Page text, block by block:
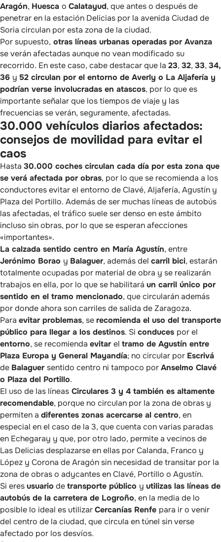
Aragón, Huesca o Calatayud, que antes o después de
penetrar en la estación Delicias por la avenida Ciudad de
Soria circulan por esta zona de la ciudad.
Por supuesto, otras líneas urbanas operadas por Avanza
se verán afectadas aunque no vean modificado su
recorrido. En este caso, cabe destacar que la 23, 32, 33, 34,
36 y 52 circulan por el entorno de Averly o La Aljafería y
podrían verse involucradas en atascos, por lo que es
importante señalar que los tiempos de viaje y las
frecuencias se verán, seguramente, afectadas.
30.000 vehículos diarios afectados:
consejos de movilidad para evitar el
caos
Hasta 30.000 coches circulan cada día por esta zona que
se verá afectada por obras, por lo que se recomienda a los
conductores evitar el entorno de Clavé, Aljafería, Agustín y
Plaza del Portillo. Además de ser muchas líneas de autobús
las afectadas, el tráfico suele ser denso en este ámbito
incluso sin obras, por lo que se esperan afecciones
«importantes».
La calzada sentido centro en María Agustín, entre
Jerónimo Borao y Balaguer, además del carril bici, estarán
totalmente ocupadas por material de obra y se realizarán
trabajos en ella, por lo que se habilitará un carril único por
sentido en el tramo mencionado, que circularán además
por donde ahora son carriles de salida de Zaragoza.
Para evitar problemas, serecomienda el uso del transporte
público para llegar a los destinos. Si conduces por el
entorno, se recomienda evitarel tramo de Agustín entre
Plaza Europa y General Mayandía; no circular por Escrivá
de Balaguer sentido centro ni tampoco porAnselmo Clavé
o Plaza del Portillo.
El uso de las líneas Circulares 3 y 4 también es altamente
recomendable, porque no circulan por la zona de obras y
permiten a diferentes zonas acercarse al centro, en
especial en el caso de la 3, que cuenta con varias paradas
en Echegaray y que, por otro lado, permite a vecinos de
Las Delicias desplazarse en ellas por Calanda, Franco y
López y Corona de Aragón sin necesidad de transitar por la
zona de obras o adycantes en Clavé, Portillo o Agustín.
Si eresusuario detransporte público y utilizas las líneas de
autobús de la carretera de Logroño, en la media de lo
posible lo ideal es utilizarCercanías Renfe para ir o venir
del centro de la ciudad, que circula en túnel sin verse
afectado por los desvíos.